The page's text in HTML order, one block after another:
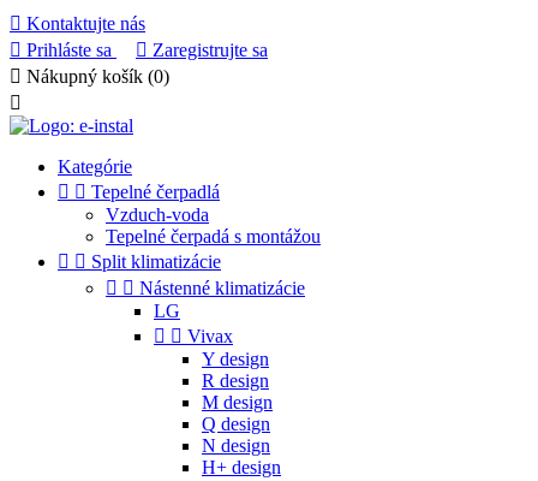
 Kontaktujte nás
 Prihláste sa  Zaregistrujte sa
 Nákupný košík (0)

Kategórie
  Tepelné čerpadlá
Vzduch-voda
Tepelné čerpadá s montážou
  Split klimatizácie
  Nástenné klimatizácie
LG
  Vivax
Y design
R design
M design
Q design
N design
H+ design